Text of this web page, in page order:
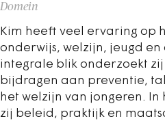
Domein
Kim heeft veel ervaring op
onderwijs, welzijn, jeugd en
integrale blik onderzoekt
bijdragen aan preventie,
het welzijn van jongeren.
zij beleid, praktijk en